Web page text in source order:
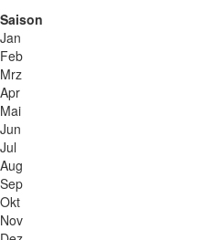
Saison
Jan
Feb
Mrz
Apr
Mai
Jun
Jul
Aug
Sep
Okt
Nov